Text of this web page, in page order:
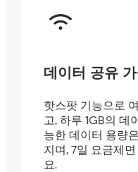
데이터 공유
핫스팟 기능으로
고, 하루 1GB의 데
능한 데이터 용량
지며, 7일 요금제
요.